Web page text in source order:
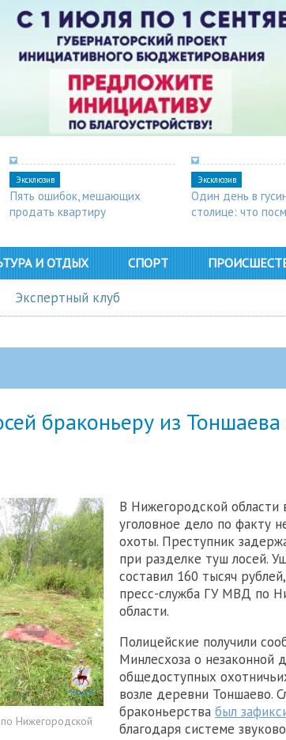
Эксклюзив
Пять ошибок, мешающих
продать квартиру
Эксклюзив
Один день в
столице: что
И ОТДЫХ СПОРТ
Экспертный клуб
браконьеру из Тоншаева
Нижегородской
В Нижегородской области
уголовное дело по факту
охоты. Преступник
при разделке туш лосей.
составил 160 тысяч
пресс-служба ГУ МВД по
области.
Полицейские получили
Минлесхоза о незаконной
общедоступных
возле деревни Тоншаево.
браконьерства был
благодаря системе